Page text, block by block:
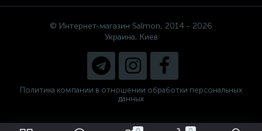
© Интернет-магазин Salmon, 2014 - 2026
Украина, Киев
Политика компании в отношении обработки персональных
данных